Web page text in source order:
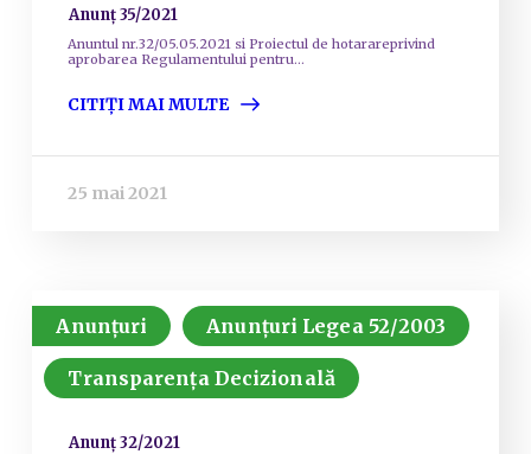
Anunț 35/2021
Anuntul nr.32/05.05.2021 si Proiectul de hotarareprivind
aprobarea Regulamentului pentru...
CITIȚI MAI MULTE
25 mai 2021
Anunțuri Anunțuri Legea 52/2003
Transparența Decizională
Anunț 32/2021